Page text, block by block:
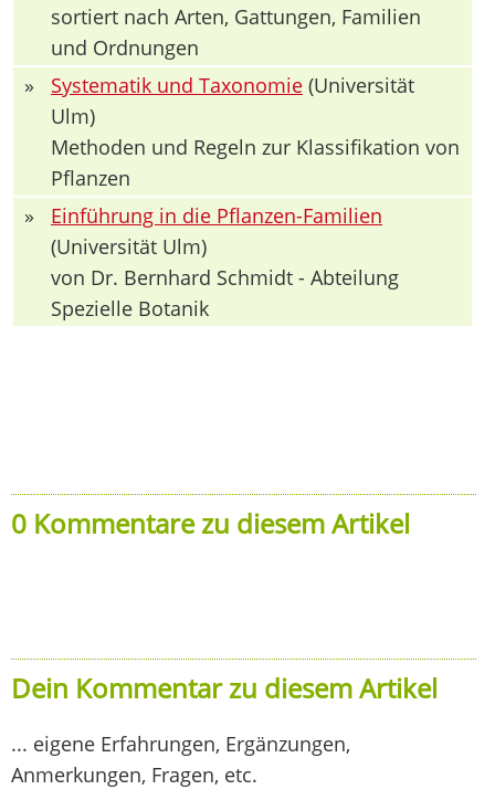
sortiert nach Arten, Gattungen, Familien
und Ordnungen
»
Systematik und Taxonomie (Universität
Ulm)
Methoden und Regeln zur Klassifikation von
Pflanzen
»
Einführung in die Pflanzen-Familien
(Universität Ulm)
von Dr. Bernhard Schmidt - Abteilung
Spezielle Botanik
0 Kommentare zu diesem Artikel
Dein Kommentar zu diesem Artikel
... eigene Erfahrungen, Ergänzungen,
Anmerkungen, Fragen, etc.